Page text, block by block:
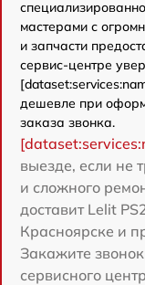
мастерами с
и запчасти
сервис-центре
дешевле при
заказа звонка.
выезде, если не
и сложного
доставит Lelit
Красноярске и
Закажите
сервисного